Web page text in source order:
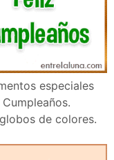
especiales
de colores.